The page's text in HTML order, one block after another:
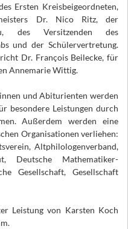
Ersten Kreisbeigeordneten,
Dr. Nico Ritz, der
des Versitzenden des
und der Schülervertretung.
Dr. François Beilecke, für
Annemarie Wittig.
und Abiturienten werden
besondere Leistungen durch
Außerdem werden eine
Organisationen verliehen:
Altphilologenverband,
Deutsche Mathematiker-
Gesellschaft, Gesellschaft
Leistung von Karsten Koch